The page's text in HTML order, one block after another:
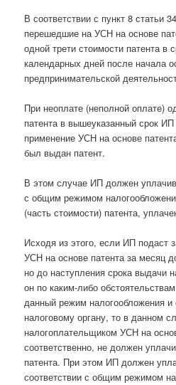
В соответствии с пункт 8 статьи
перешедшие на УСН на основе
одной трети стоимости патента в
календарных дней после начала
предпринимательской
При неоплате (неполной оплате)
патента в вышеуказанный срок ИП
применение УСН на основе
был выдан патент.
В этом случае ИП должен
с общим режимом
(часть стоимости) патента,
Исходя из этого, если ИП подаст
УСН на основе патента за месяц
но до наступления срока выдачи
он по каким-либо
данный режим налогообложения
налоговому органу, то в данном
налогоплательщиком УСН на
соответственно, не должен
патента. При этом ИП должен
соответствии с общим режимом